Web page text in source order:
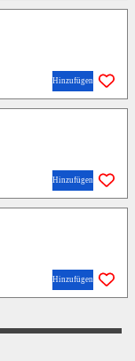
Hinzufügen
Hinzufügen
Hinzufügen